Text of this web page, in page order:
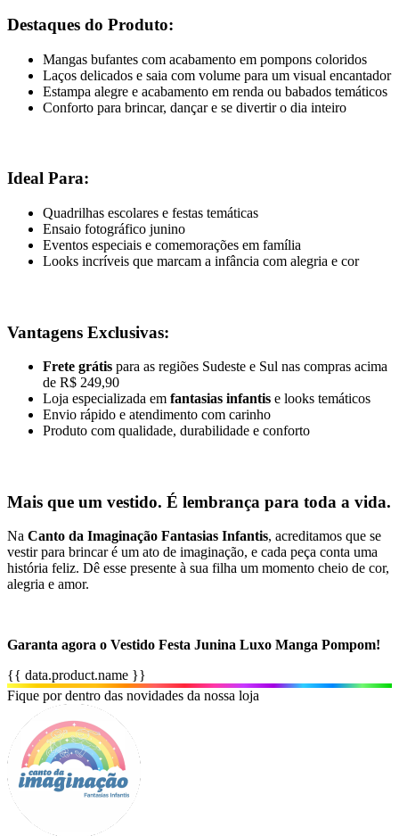
Destaques do Produto:
Mangas bufantes com acabamento em pompons coloridos
Laços delicados e saia com volume para um visual encantador
Estampa alegre e acabamento em renda ou babados temáticos
Conforto para brincar, dançar e se divertir o dia inteiro
Ideal Para:
Quadrilhas escolares e festas temáticas
Ensaio fotográfico junino
Eventos especiais e comemorações em família
Looks incríveis que marcam a infância com alegria e cor
Vantagens Exclusivas:
Frete grátis para as regiões Sudeste e Sul nas compras acima
de R$ 249,90
Loja especializada em fantasias infantis e looks temáticos
Envio rápido e atendimento com carinho
Produto com qualidade, durabilidade e conforto
Mais que um vestido. É lembrança para toda a vida.
Na Canto da Imaginação Fantasias Infantis, acreditamos que se
vestir para brincar é um ato de imaginação, e cada peça conta uma
história feliz. Dê esse presente à sua filha um momento cheio de cor,
alegria e amor.
Garanta agora o Vestido Festa Junina Luxo Manga Pompom!
{{ data.product.name }}
Fique por dentro das novidades da nossa loja